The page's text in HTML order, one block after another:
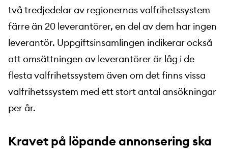
två tredjedelar av regionernas valfrihetssystem
färre än 20 leverantörer, en del av dem har ingen
leverantör. Uppgiftsinsamlingen indikerar också
att omsättningen av leverantörer är låg i de
flesta valfrihetssystem även om det finns vissa
valfrihetssystem med ett stort antal ansökningar
per år.
Kravet på löpande annonsering ska